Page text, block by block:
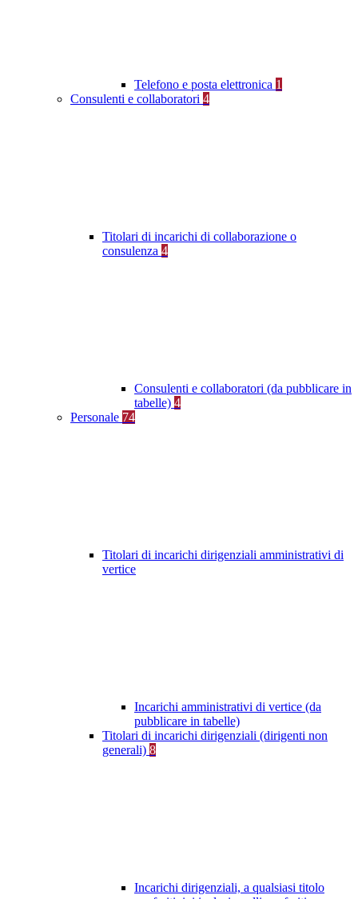
Telefono e posta elettronica 1
Consulenti e collaboratori 4
Titolari di incarichi di collaborazione o
consulenza 4
Consulenti e collaboratori (da pubblicare in
tabelle) 4
Personale 74
Titolari di incarichi dirigenziali amministrativi di
vertice
Incarichi amministrativi di vertice (da
pubblicare in tabelle)
Titolari di incarichi dirigenziali (dirigenti non
generali) 8
Incarichi dirigenziali, a qualsiasi titolo